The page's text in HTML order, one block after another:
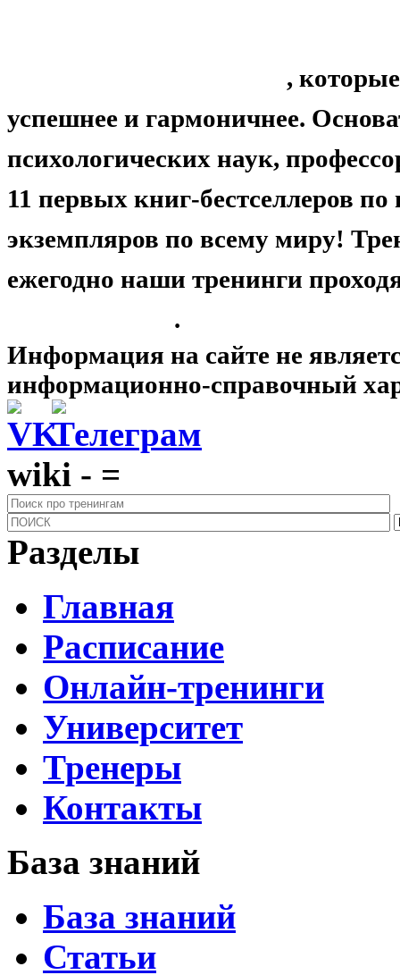
,
успешнее и гармоничнее.
психологических наук,
11 первых книг-бестселлеров
экземпляров по всему миру!
ежегодно наши тренинги
.
Информация на сайте не
информационно-справочный
wiki - =
Разделы
Главная
Расписание
Онлайн-тренинги
Университет
Тренеры
Контакты
База знаний
База знаний
Статьи